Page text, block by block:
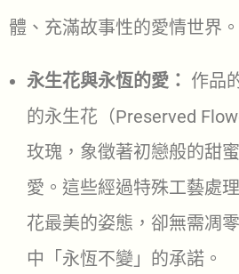
體、充滿故事性的愛情世界。
永生花與永恆的愛： 作品
的永生花（Preserved
玫瑰，象徵著初戀般的甜
愛。這些經過特殊工藝處
花最美的姿態，卻無需凋
中「永恆不變」的承諾。